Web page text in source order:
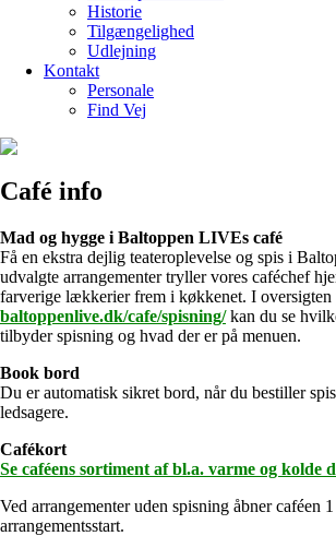
Historie
Tilgængelighed
Udlejning
Kontakt
Personale
Find Vej
Café info
Mad og hygge i Baltoppen LIVEs café
Få en ekstra dejlig teateroplevelse og spis i
udvalgte arrangementer tryller vores caféchef
farverige lækkerier frem i køkkenet. I oversigten
baltoppenlive.dk/cafe/spisning/kan du se
tilbyder spisning og hvad der er på menuen.
Book bord
Du er automatisk sikret bord, når du bestiller
ledsagere.
Cafékort
Se caféens sortiment af bl.a. varme og kolde
Ved arrangementer uden spisning åbner caféen
arrangementsstart.